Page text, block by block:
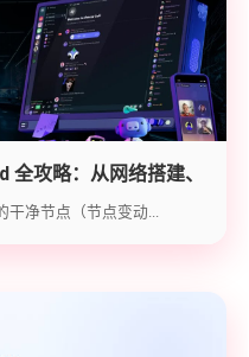
攻略：从网络搭建、
干净节点（节点变动...